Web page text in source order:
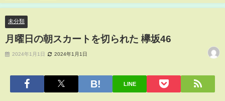
未分類
月曜日の朝スカートを切られた 欅坂46
2024年1月1日 2024年1月1日
LINE